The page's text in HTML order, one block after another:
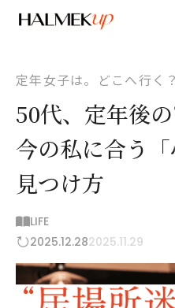
定年女子は。どこへ行く？
50代、定年後の
今の私に合う
見つけ方
LIFE
2025.12.282025.11.29